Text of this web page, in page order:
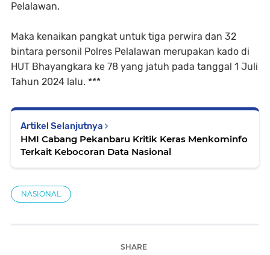
Pelalawan.
Maka kenaikan pangkat untuk tiga perwira dan 32
bintara personil Polres Pelalawan merupakan kado di
HUT Bhayangkara ke 78 yang jatuh pada tanggal 1 Juli
Tahun 2024 lalu. ***
Artikel Selanjutnya
HMI Cabang Pekanbaru Kritik Keras Menkominfo
Terkait Kebocoran Data Nasional
NASIONAL
SHARE